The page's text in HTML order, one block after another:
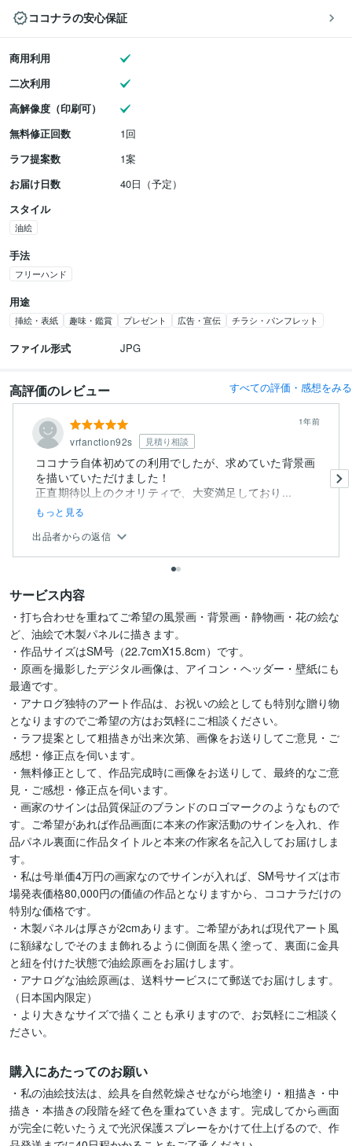
ココナラの安心保証
商用利用
二次利用
高解像度（印刷可）
無料修正回数
1回
ラフ提案数
1案
お届け日数
40日（予定）
スタイル
油絵
手法
フリーハンド
用途
挿絵・表紙 趣味・鑑賞 プレゼント 広告・宣伝 チラシ・パンフレット
ファイル形式 JPG
高評価のレビュー すべての評価・感想をみる
vrfanction92s 見積り相談
1年前
ココナラ自体初めての利用でしたが、求めていた背景画
を描いていただけました！
正直期待以上のクオリティで、大変満足しており...
もっと見る
出品者からの返信
サービス内容
・打ち合わせを重ねてご希望の風景画・背景画・静物画・花の絵な
ど、油絵で木製パネルに描きます。
・作品サイズはSM号（22.7cmX15.8cm）です。
・原画を撮影したデジタル画像は、アイコン・ヘッダー・壁紙にも
最適です。
・アナログ独特のアート作品は、お祝いの絵としても特別な贈り物
となりますのでご希望の方はお気軽にご相談ください。
・ラフ提案として粗描きが出来次第、画像をお送りしてご意見・ご
感想・修正点を伺います。
・無料修正として、作品完成時に画像をお送りして、最終的なご意
見・ご感想・修正点を伺います。
・画家のサインは品質保証のブランドのロゴマークのようなもので
す。ご希望があれば作品画面に本来の作家活動のサインを入れ、作
品パネル裏面に作品タイトルと本来の作家名を記入してお届けしま
す。
・私は号単価4万円の画家なのでサインが入れば、SM号サイズは市
場発表価格80,000円の価値の作品となりますから、ココナラだけの
特別な価格です。
・木製パネルは厚さが2cmあります。ご希望があれば現代アート風
に額縁なしでそのまま飾れるように側面を黒く塗って、裏面に金具
と紐を付けた状態で油絵原画をお届けします。
・アナログな油絵原画は、送料サービスにて郵送でお届けします。
（日本国内限定）
・より大きなサイズで描くことも承りますので、お気軽にご相談く
ださい。
購入にあたってのお願い
・私の油絵技法は、絵具を自然乾燥させながら地塗り・粗描き・中
描き・本描きの段階を経て色を重ねていきます。完成してから画面
が完全に乾いたうえで光沢保護スプレーをかけて仕上げるので、作